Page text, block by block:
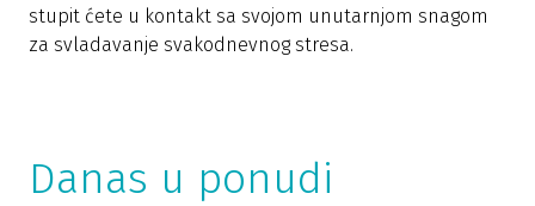
stupit ćete u kontakt sa svojom unutarnjom snagom
za svladavanje svakodnevnog stresa.
Danas u ponudi